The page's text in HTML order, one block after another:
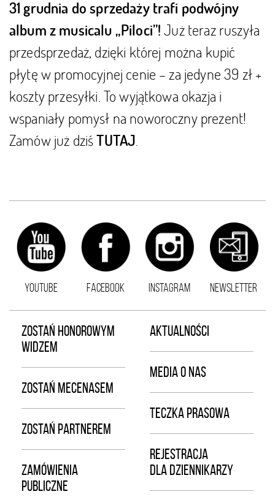
31 grudnia do sprzedaży trafi podwójny
album z musicalu „Piloci”! Już teraz ruszyła
przedsprzedaż, dzięki której można kupić
płytę w promocyjnej cenie – za jedyne 39 zł +
koszty przesyłki. To wyjątkowa okazja i
wspaniały pomysł na noworoczny prezent!
Zamów już dziśTUTAJ
YOUTUBE FACEBOOK INSTAGRAM NEWSLETTER
ZOSTAŃ HONOROWYM
WIDZEM
ZOSTAŃ MECENASEM
ZOSTAŃ PARTNEREM
ZAMÓWIENIA
PUBLICZNE
AKTUALNOŚCI
MEDIA O NAS
TECZKA PRASOWA
REJESTRACJA
DLA DZIENNIKARZY